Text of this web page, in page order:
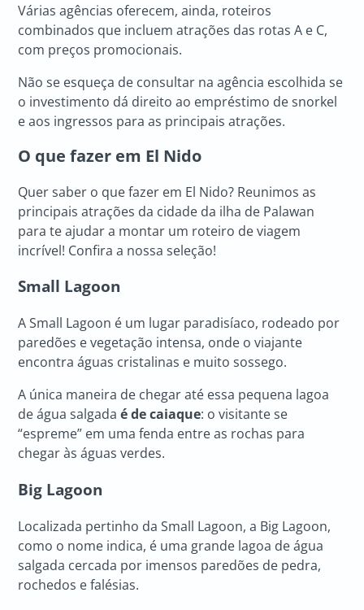
Várias agências oferecem, ainda, roteiros
combinados que incluem atrações das rotas A e C,
com preços promocionais.
Não se esqueça de consultar na agência escolhida se
o investimento dá direito ao empréstimo de snorkel
e aos ingressos para as principais atrações.
O que fazer em El Nido
Quer saber o que fazer em El Nido? Reunimos as
principais atrações da cidade da ilha de Palawan
para te ajudar a montar um roteiro de viagem
incrível! Confira a nossa seleção!
Small Lagoon
A Small Lagoon é um lugar paradisíaco, rodeado por
paredões e vegetação intensa, onde o viajante
encontra águas cristalinas e muito sossego.
A única maneira de chegar até essa pequena lagoa
de água salgadaé de caiaque: o visitante se
“espreme” em uma fenda entre as rochas para
chegar às águas verdes.
Big Lagoon
Localizada pertinho da Small Lagoon, a Big Lagoon,
como o nome indica, é uma grande lagoa de água
salgada cercada por imensos paredões de pedra,
rochedos e falésias.